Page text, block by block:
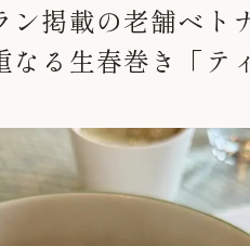
掲載の老舗ベト
る生春巻き「テ